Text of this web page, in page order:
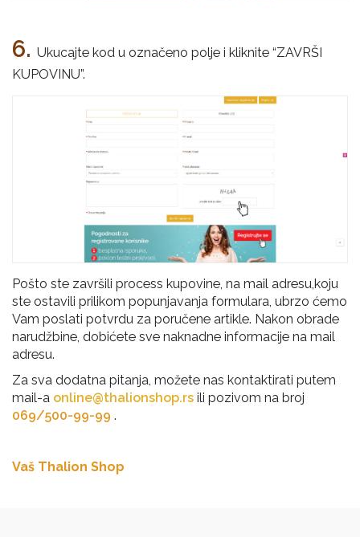
6. Ukucajte kod u označeno polje i kliknite “ZAVRŠI
KUPOVINU”.
Pošto ste završili process kupovine, na mail adresu,koju
ste ostavili prilikom popunjavanja formulara, ubrzo ćemo
Vam poslati potvrdu za poručene artikle. Nakon obrade
narudžbine, dobićete sve naknadne informacije na mail
adresu.
Za sva dodatna pitanja, možete nas kontaktirati putem
mail-a online@thalionshop.rs ili pozivom na broj
069/500-99-99 .
Vaš Thalion Shop